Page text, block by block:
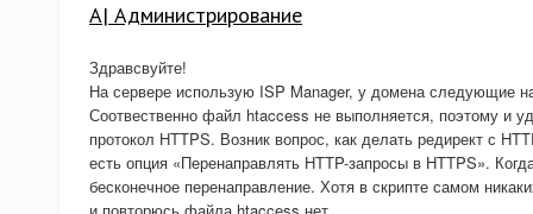
A| Администрирование
Здравсвуйте!
На сервере использую ISP Manager, у домена следующие
Соотвественно файл htaccess не выполняется, поэтому и
протокол HTTPS. Возник вопрос, как делать редирект с
есть опция «Перенаправлять HTTP-запросы в HTTPS».
бесконечное перенаправление. Хотя в скрипте самом